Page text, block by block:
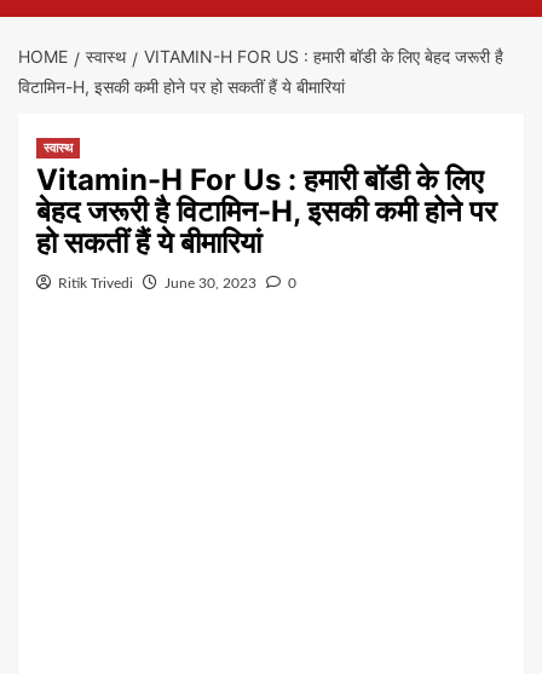
HOME स्वास्थ
VITAMIN-H FOR US : हमारी बॉडी के लिए बेहद जरूरी है
विटामिन-H, इसकी कमी होने पर हो सकतीं हैं ये बीमारियां
स्वास्थ
Vitamin-H For Us : हमारी बॉडी के लिए
बेहद जरूरी है विटामिन-H, इसकी कमी होने पर
हो सकतीं हैं ये बीमारियां
Ritik Trivedi June 30, 2023 0